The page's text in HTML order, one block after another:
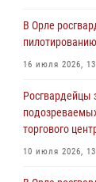
04 августа
росгвардейцев
04 августа
За месяц
В Орле
16 июля 2026,
Росгвардейцы
торгового
10 июля 2026,